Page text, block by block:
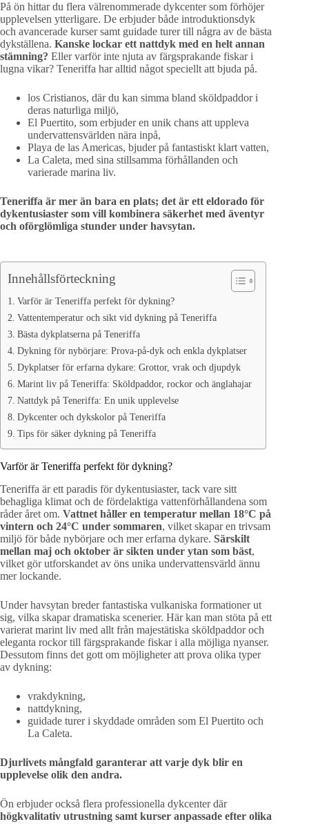
På ön hittar du flera välrenommerade dykcenter som förhöjer
upplevelsen ytterligare. De erbjuder både introduktionsdyk
och avancerade kurser samt guidade turer till några av de bästa
dykställena. Kanske lockar ett nattdyk med en helt annan
stämning? Eller varför inte njuta av färgsprakande fiskar i
lugna vikar? Teneriffa har alltid något speciellt att bjuda på.
los Cristianos, där du kan simma bland sköldpaddor i
deras naturliga miljö,
El Puertito, som erbjuder en unik chans att uppleva
undervattensvärlden nära inpå,
Playa de las Americas, bjuder på fantastiskt klart vatten,
La Caleta, med sina stillsamma förhållanden och
varierade marina liv.
Teneriffa är mer än bara en plats; det är ett eldorado för
dykentusiaster som vill kombinera säkerhet med äventyr
och oförglömliga stunder under havsytan.
Innehållsförteckning
Varför är Teneriffa perfekt för dykning?
Vattentemperatur och sikt vid dykning på Teneriffa
Bästa dykplatserna på Teneriffa
Dykning för nybörjare: Prova-på-dyk och enkla dykplatser
Dykplatser för erfarna dykare: Grottor, vrak och djupdyk
Marint liv på Teneriffa: Sköldpaddor, rockor och änglahajar
Nattdyk på Teneriffa: En unik upplevelse
Dykcenter och dykskolor på Teneriffa
Tips för säker dykning på Teneriffa
Varför är Teneriffa perfekt för dykning?
Teneriffa är ett paradis för dykentusiaster, tack vare sitt
behagliga klimat och de fördelaktiga vattenförhållandena som
råder året om. Vattnet håller en temperatur mellan 18°C på
vintern och 24°C under sommaren, vilket skapar en trivsam
miljö för både nybörjare och mer erfarna dykare. Särskilt
mellan maj och oktober är sikten under ytan som bäst,
vilket gör utforskandet av öns unika undervattensvärld ännu
mer lockande.
Under havsytan breder fantastiska vulkaniska formationer ut
sig, vilka skapar dramatiska scenerier. Här kan man stöta på ett
varierat marint liv med allt från majestätiska sköldpaddor och
eleganta rockor till färgsprakande fiskar i alla möjliga nyanser.
Dessutom finns det gott om möjligheter att prova olika typer
av dykning:
vrakdykning,
nattdykning,
guidade turer i skyddade områden som El Puertito och
La Caleta.
Djurlivets mångfald garanterar att varje dyk blir en
upplevelse olik den andra.
Ön erbjuder också flera professionella dykcenter där
högkvalitativ utrustning samt kurser anpassade efter olika